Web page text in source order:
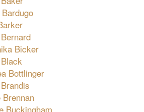
Bicker
Bottlinger
Brennan
Buckingham